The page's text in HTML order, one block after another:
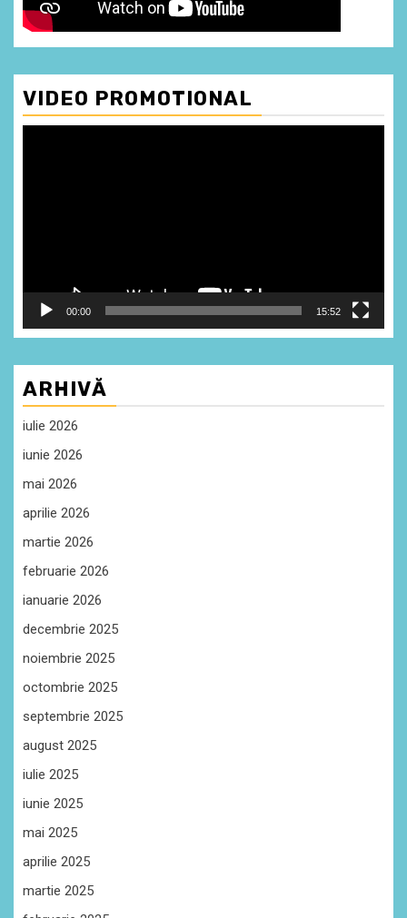
VIDEO PROMOTIONAL
00:00 15:52
ARHIVĂ
iulie 2026
iunie 2026
mai 2026
aprilie 2026
martie 2026
februarie 2026
ianuarie 2026
decembrie 2025
noiembrie 2025
octombrie 2025
septembrie 2025
august 2025
iulie 2025
iunie 2025
mai 2025
aprilie 2025
martie 2025